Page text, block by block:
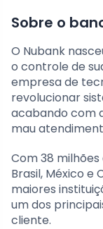
Sobre o
O Nubank
o controle de
empresa de
revolucionar
acabando com
mau
Com 38
Brasil, México e
maiores
um dos
cliente.